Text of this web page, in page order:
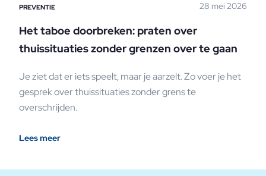
PREVENTIE 28 mei 2026
Het taboe doorbreken: praten over
thuissituaties zonder grenzen over te gaan
Je ziet dat er iets speelt, maar je aarzelt. Zo voer je het
gesprek over thuissituaties zonder grens te
overschrijden.
Lees meer